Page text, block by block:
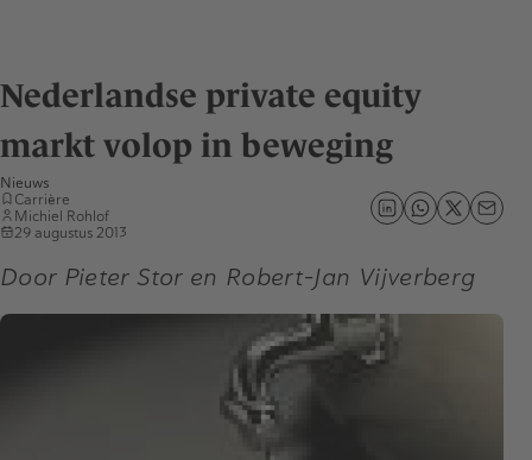
Nederlandse private equity
markt volop in beweging
Nieuws
Carrière
Michiel Rohlof
29 augustus 2013
Door Pieter Stor en Robert-Jan Vijverberg